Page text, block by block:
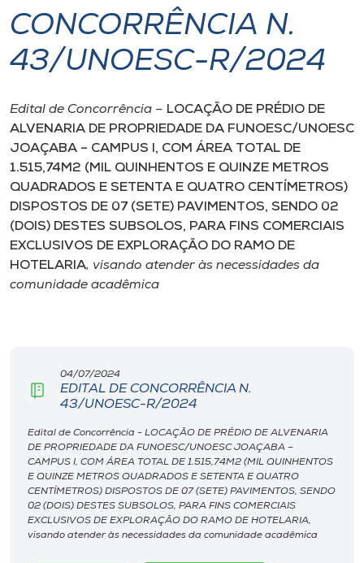
I.nova
Cultura
CPA
Biblioteca
Editora
Store
Selecione
o idioma
CONCORRÊNCIA N.
43/UNOESC-R/2024
Edital de Concorrência – LOCAÇÃO DE PRÉDIO DE
ALVENARIA DE PROPRIEDADE DA FUNOESC/UNOESC
JOAÇABA – CAMPUS I, COM ÁREA TOTAL DE
1.515,74M2 (MIL QUINHENTOS E QUINZE METROS
QUADRADOS E SETENTA E QUATRO CENTÍMETROS)
DISPOSTOS DE 07 (SETE) PAVIMENTOS, SENDO 02
(DOIS) DESTES SUBSOLOS, PARA FINS COMERCIAIS
EXCLUSIVOS DE EXPLORAÇÃO DO RAMO DE
HOTELARIA, visando atender às necessidades da
comunidade acadêmica
04/07/2024
EDITAL DE CONCORRÊNCIA N.
43/UNOESC-R/2024
Edital de Concorrência - LOCAÇÃO DE PRÉDIO DE ALVENARIA
DE PROPRIEDADE DA FUNOESC/UNOESC JOAÇABA –
CAMPUS I, COM ÁREA TOTAL DE 1.515,74M2 (MIL QUINHENTOS
E QUINZE METROS QUADRADOS E SETENTA E QUATRO
CENTÍMETROS) DISPOSTOS DE 07 (SETE) PAVIMENTOS, SENDO
02 (DOIS) DESTES SUBSOLOS, PARA FINS COMERCIAIS
EXCLUSIVOS DE EXPLORAÇÃO DO RAMO DE HOTELARIA,
visando atender às necessidades da comunidade acadêmica